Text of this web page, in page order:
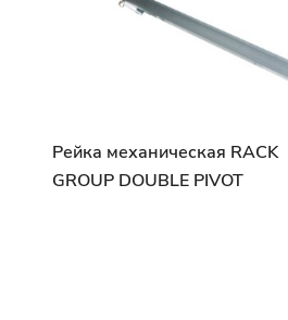
Рейка механическая RACK
GROUP DOUBLE PIVOT